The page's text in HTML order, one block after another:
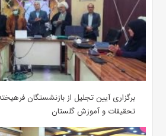
تحقیقات و آموزش گلستان